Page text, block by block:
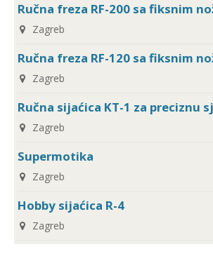
Ručna freza RF-200 sa fiksnim
Zagreb
Ručna freza RF-120 sa fiksnim
Zagreb
Ručna sijaćica KT-1 za preciznu
Zagreb
Supermotika
Zagreb
Hobby sijaćica R-4
Zagreb